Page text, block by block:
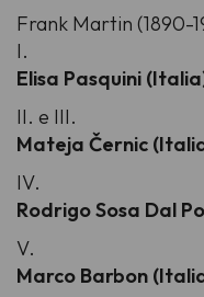
Frank Martin (1890-
I.
Elisa Pasquini
II. e III.
Mateja Černic
IV.
Rodrigo Sosa Dal
V.
Marco Barbon